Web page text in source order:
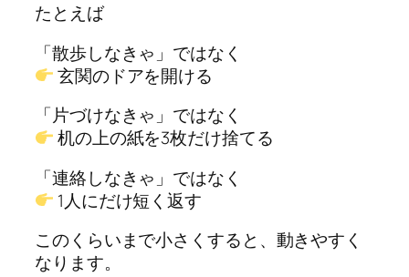
たとえば
「散歩しなきゃ」ではなく
玄関のドアを開ける
「片づけなきゃ」ではなく
机の上の紙を3枚だけ捨てる
「連絡しなきゃ」ではなく
1人にだけ短く返す
このくらいまで小さくすると、動きやすく
なります。